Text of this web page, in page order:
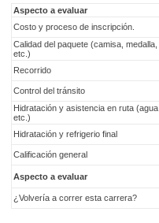
Aspecto a evaluar
Costo y proceso de inscripción.
Calidad del paquete (camisa, medalla,
etc.)
Recorrido
Control del tránsito
Hidratación y asistencia en ruta (agua,
etc.)
Hidratación y refrigerio final
Calificación general
Aspecto a evaluar
¿Volvería a correr esta carrera?